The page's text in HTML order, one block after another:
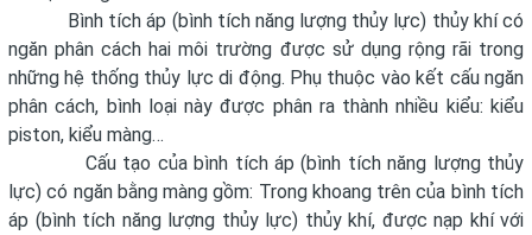
Bình tích áp (bình tích năng lượng thủy lực) thủy khí có
ngăn phân cách hai môi trường được sử dụng rộng rãi trong
những hệ thống thủy lực di động. Phụ thuộc vào kết cấu ngăn
phân cách, bình loại này được phân ra thành nhiều kiểu: kiểu
piston, kiểu màng…
Cấu tạo của bình tích áp (bình tích năng lượng thủy
lực) có ngăn bằng màng gồm: Trong khoang trên của bình tích
áp (bình tích năng lượng thủy lực) thủy khí, được nạp khí với